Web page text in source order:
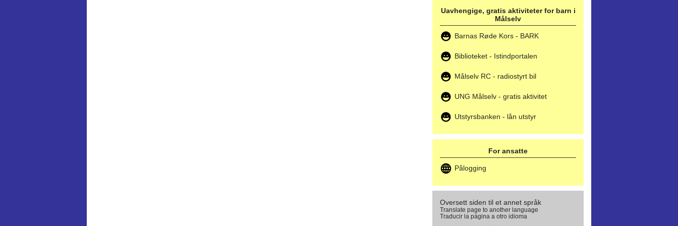
Uavhengige, gratis aktiviteter for barn i
Målselv
Barnas Røde Kors - BARK
Biblioteket - Istindportalen
Målselv RC - radiostyrt bil
UNG Målselv - gratis aktivitet
Utstyrsbanken - lån utstyr
For ansatte
Pålogging
Oversett siden til et annet språk
Translate page to another language
Traducir la página a otro idioma